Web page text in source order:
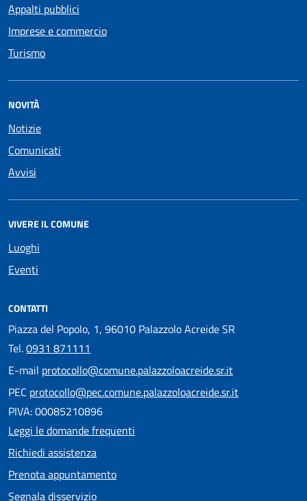
Appalti pubblici
Imprese e commercio
Turismo
NOVITÀ
Notizie
Comunicati
Avvisi
VIVERE IL COMUNE
Luoghi
Eventi
CONTATTI
Piazza del Popolo, 1, 96010 Palazzolo Acreide SR
Tel.0931 871111
E-mail protocollo@comune.palazzoloacreide.sr.it
PEC protocollo@pec.comune.palazzoloacreide.sr.it
PIVA: 00085210896
Leggi le domande frequenti
Richiedi assistenza
Prenota appuntamento
Segnala disservizio